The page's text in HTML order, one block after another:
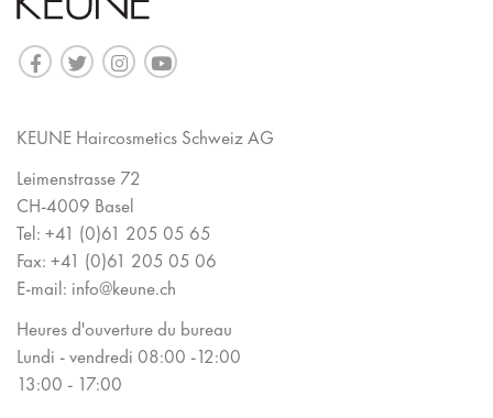
KEUNE Haircosmetics Schweiz AG
Leimenstrasse 72
CH-4009 Basel
Tel: +41 (0)61 205 05 65
Fax: +41 (0)61 205 05 06
E-mail: info@keune.ch
Heures d'ouverture du bureau
Lundi - vendredi 08:00 -12:00
13:00 - 17:00